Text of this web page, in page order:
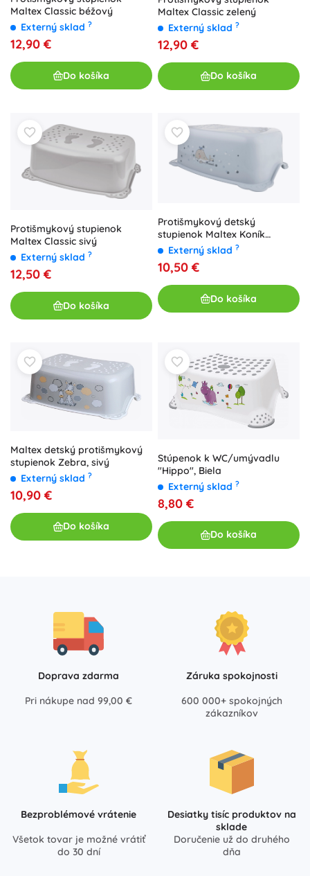
Maltex Classic béžový
Externý sklad ?
12,90 €
Do košíka
Maltex Classic zelený
Externý sklad ?
12,90 €
Do košíka
Protišmykový stupienok
Maltex Classic sivý
Externý sklad ?
12,50 €
Do košíka
Protišmykový detský
stupienok Maltex Koník
Minimal, oceľovo sivý
Externý sklad ?
10,50 €
Do košíka
Maltex detský protišmykový
stupienok Zebra, sivý
Externý sklad ?
10,90 €
Do košíka
Stúpenok k WC/umývadlu
"Hippo", Biela
Externý sklad ?
8,80 €
Do košíka
Doprava zdarma
Pri nákupe nad 99,00 €
Záruka spokojnosti
600 000+ spokojných
zákazníkov
Bezproblémové vrátenie
Všetok tovar je možné vrátiť
do 30 dní
Desiatky tisíc produktov na
sklade
Doručenie už do druhého
dňa